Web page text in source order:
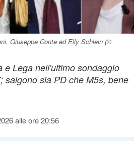
Giuseppe Conte ed Elly Schlein (©
e Lega nell'ultimo sondaggio
salgono sia PD che M5s, bene
alle ore 20:56